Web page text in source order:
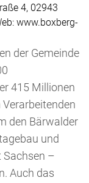
4, 02943
www.boxberg-
der Gemeinde
415 Millionen
den Bärwalder
und
Sachsen –
Auch das